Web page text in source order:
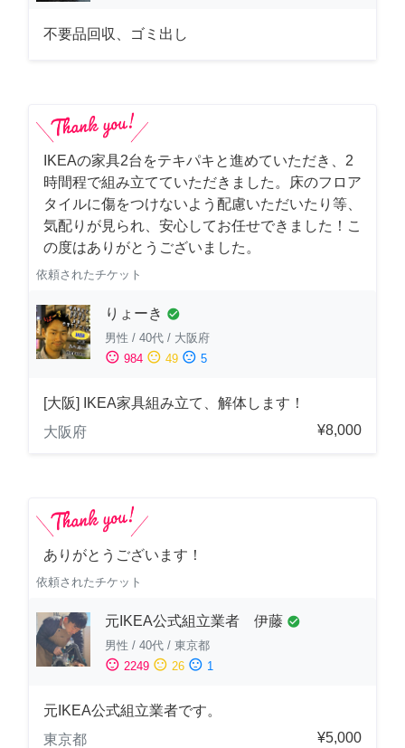
不要品回収、ゴミ出し
IKEAの家具2台をテキパキと進めていただき、2
時間程で組み立てていただきました。床のフロア
タイルに傷をつけないよう配慮いただいたり等、
気配りが見られ、安心してお任せできました！こ
の度はありがとうございました。
依頼されたチケット
りょーき check_circle
男性 / 40代 / 大阪府
sentiment_satisfied 984 sentiment_neutral 49 sentiment_dissatisfied 5
[大阪] IKEA家具組み立て、解体します！
大阪府
¥8,000
ありがとうございます！
依頼されたチケット
元IKEA公式組立業者 伊藤 check_circle
男性 / 40代 / 東京都
sentiment_satisfied 2249 sentiment_neutral 26 sentiment_dissatisfied 1
元IKEA公式組立業者です。
東京都
¥5,000